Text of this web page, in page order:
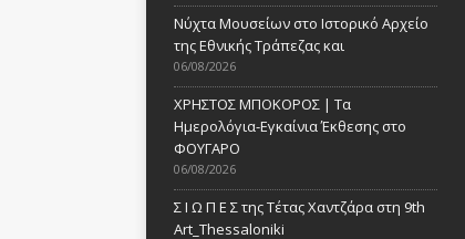
Νύχτα Μουσείων στο Ιστορικό Αρχείο
της Εθνικής Τράπεζας και
06/08/2026
ΧΡΗΣΤΟΣ ΜΠΟΚΟΡΟΣ | Τα
Ημερολόγια-Εγκαίνια Έκθεσης στο
ΦΟΥΓΑΡΟ
06/08/2026
Σ Ι Ω Π Ε Σ της Τέτας Χαντζάρα στη 9th
Art_Thessaloniki